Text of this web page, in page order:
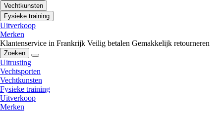
Vechtkunsten
Fysieke training
Uitverkoop
Merken
Klantenservice in Frankrijk Veilig betalen Gemakkelijk retourneren
Zoeken
Uitrusting
Vechtsporten
Vechtkunsten
Fysieke training
Uitverkoop
Merken